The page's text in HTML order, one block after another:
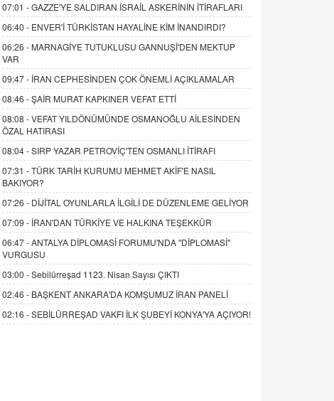
07:01 -GAZZE'YE SALDIRAN İSRAİL ASKERİNİN İTİRAFLARI
06:40 - ENVER'İ TÜRKİSTAN HAYALİNE KİM İNANDIRDI?
06:26 - MARNAGİYE TUTUKLUSU GANNUŞİ'DEN MEKTUP
VAR
09:47 - İRAN CEPHESİNDEN ÇOK ÖNEMLİ AÇIKLAMALAR
08:46 -ŞAİR MURAT KAPKINER VEFAT ETTİ
08:08 -VEFAT YILDÖNÜMÜNDE OSMANOĞLU AİLESİNDEN
ÖZAL HATIRASI
08:04 -SIRP YAZAR PETROVİÇ'TEN OSMANLI İTİRAFI
07:31 -TÜRK TARİH KURUMU MEHMET AKİF'E NASIL
BAKIYOR?
07:26 - DİJİTAL OYUNLARLA İLGİLİ DE DÜZENLEME GELİYOR
07:09 - İRAN'DAN TÜRKİYE VE HALKINA TEŞEKKÜR
06:47 -ANTALYA DİPLOMASİ FORUMU'NDA "DİPLOMASİ"
VURGUSU
03:00 -Sebilürreşad 1123. Nisan Sayısı ÇIKTI
02:46 - BAŞKENT ANKARA'DA KOMŞUMUZ İRAN PANELİ
02:16 -SEBİLÜRREŞAD VAKFI İLK ŞUBEYİ KONYA'YA AÇIYOR!